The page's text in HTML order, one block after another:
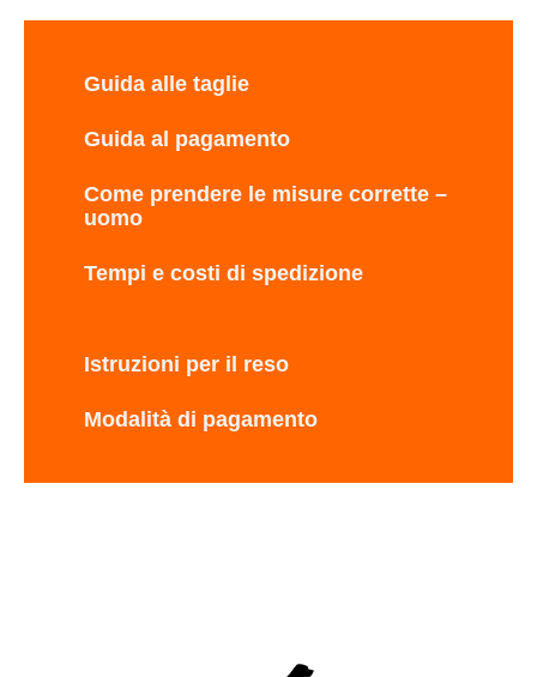
Guida alle taglie
Guida al pagamento
Come prendere le misure corrette –
uomo
Tempi e costi di spedizione
Istruzioni per il reso
Modalità di pagamento